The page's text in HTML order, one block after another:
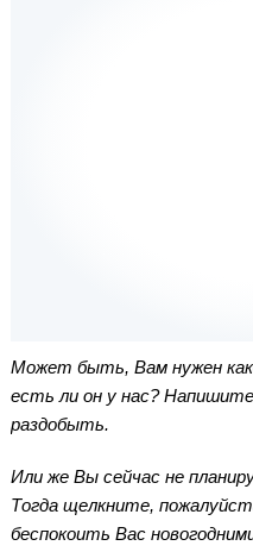
Может быть, Вам нужен
есть ли он у нас?
раздобыть.
Или же Вы сейчас не
Тогда щелкните,
беспокоить Вас